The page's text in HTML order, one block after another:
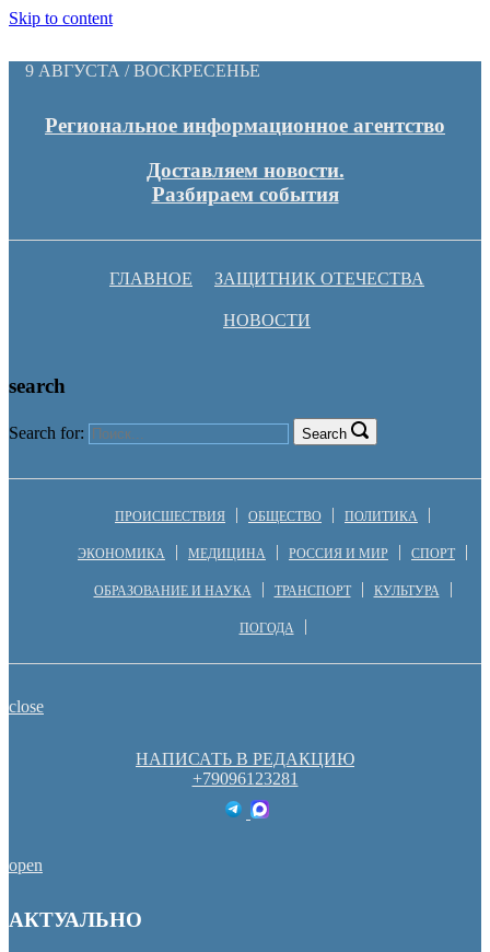
Skip to content
9 АВГУСТА / ВОСКРЕСЕНЬЕ
Региональное информационное агентство
Доставляем новости.
Разбираем события
ГЛАВНОЕ ЗАЩИТНИК ОТЕЧЕСТВА
НОВОСТИ
search
Search for: Search
ПРОИСШЕСТВИЯ ОБЩЕСТВО ПОЛИТИКА
ЭКОНОМИКА МЕДИЦИНА РОССИЯ И МИР СПОРТ
ОБРАЗОВАНИЕ И НАУКА ТРАНСПОРТ КУЛЬТУРА
ПОГОДА
close
НАПИСАТЬ В РЕДАКЦИЮ
+79096123281
open
АКТУАЛЬНО